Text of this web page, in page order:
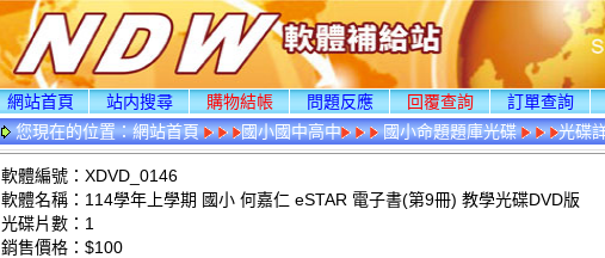
網站首頁 站内搜尋 購物結帳 問題反應 回覆查詢 訂單查詢
您現在的位置：網站首頁 國小國中高中 國小命題題庫光碟 光碟
軟體編號：XDVD_0146
軟體名稱：114學年上學期 國小 何嘉仁 eSTAR 電子書(第9冊) 教學光碟DVD版
光碟片數：1
銷售價格：$100